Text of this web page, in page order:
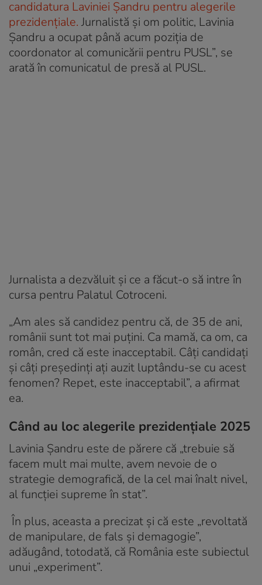
candidatura Laviniei Şandru pentru alegerile
prezidenţiale. Jurnalistă şi om politic, Lavinia
Şandru a ocupat până acum poziţia de
coordonator al comunicării pentru PUSL”, se
arată în comunicatul de presă al PUSL.
Jurnalista a dezvăluit și ce a făcut-o să intre în
cursa pentru Palatul Cotroceni.
„Am ales să candidez pentru că, de 35 de ani,
românii sunt tot mai puţini. Ca mamă, ca om, ca
român, cred că este inacceptabil. Câţi candidaţi
şi câţi preşedinţi aţi auzit luptându-se cu acest
fenomen? Repet, este inacceptabil”, a afirmat
ea.
Când au loc alegerile prezidențiale 2025
Lavinia Șandru este de părere că „trebuie să
facem mult mai multe, avem nevoie de o
strategie demografică, de la cel mai înalt nivel,
al funcţiei supreme în stat”.
În plus, aceasta a precizat și că este „revoltată
de manipulare, de fals și demagogie”,
adăugând, totodată, că România este subiectul
unui „experiment”.